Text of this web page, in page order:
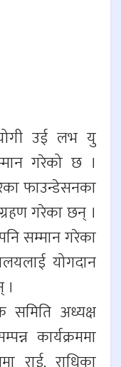
उई लभ यु
गरेको छ ।
फाउन्डेसनका
गरेका छन् ।
सम्मान गरेका
योगदान
समिति अध्यक्ष
कार्यक्रममा